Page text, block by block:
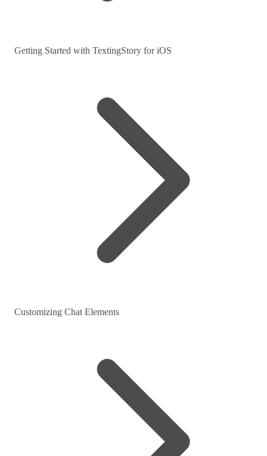
Getting Started with TextingStory for iOS
Customizing Chat Elements